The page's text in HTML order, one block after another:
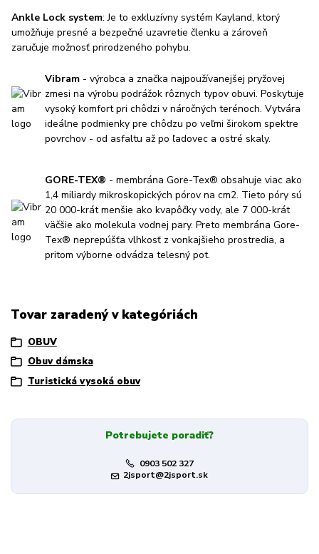
Ankle Lock system: Je to exkluzívny systém Kayland, ktorý
umožňuje presné a bezpečné uzavretie členku a zároveň
zaručuje možnosť prirodzeného pohybu.
Vibram - výrobca a značka najpoužívanejšej pryžovej
zmesi na výrobu podrážok rôznych typov obuvi. Poskytuje
vysoký komfort pri chôdzi v náročných terénoch. Vytvára
ideálne podmienky pre chôdzu po veľmi širokom spektre
povrchov - od asfaltu až po ľadovec a ostré skaly.
GORE-TEX® - membrána Gore-Tex® obsahuje viac ako
1,4 miliardy mikroskopických pórov na cm2. Tieto póry sú
20 000-krát menšie ako kvapôčky vody, ale 7 000-krát
väčšie ako molekula vodnej pary. Preto membrána Gore-
Tex® neprepúšťa vlhkosť z vonkajšieho prostredia, a
pritom výborne odvádza telesný pot.
Tovar zaradený v kategóriách
OBUV
Obuv dámska
Turistická vysoká obuv
Potrebujete poradiť?
0903 502 327
2jsport@2jsport.sk